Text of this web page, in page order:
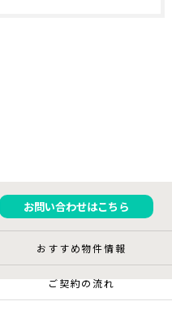
お問い合わせはこちら
おすすめ物件情報
ご契約の流れ